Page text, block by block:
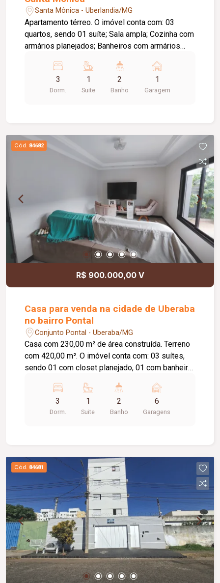
Santa Mônica - Uberlandia/MG
Apartamento térreo. O imóvel conta com: 03
quartos, sendo 01 suíte; Sala ampla; Cozinha com
armários planejados; Banheiros com armários
garagem; Diferenciais: Apartamento térreo;
Excelente localização, proporcionando fácil
acesso a comércios, serviços, restaurantes e às
3
Dorm.
1
Suite
2
Banho
1
Garagem
Cód. 84682
R$ 900.000,00 V
Casa para venda na cidade de Uberaba
no bairro Pontal
Conjunto Pontal - Uberaba/MG
Casa com 230,00 m² de área construída. Terreno
com 420,00 m². O imóvel conta com: 03 suítes,
sendo 01 com closet planejado, 01 com banheira
Lavabo; Cozinha americana com móveis
planejados; Despensa integrada à lavanderia;
Área gourmet com piscina; Espaço para
alumínio; Persianas com cortinas elétricas em
todos os quartos; Portão basculante em alumínio
com 4,00 metros; Piscina de 2,50 x 6,00 metros;
Pergolado em aroeira e ipê; Aquecimento solar
em todas as torneiras e chuveiros; Projeto
moderno com ambientes amplos, integrados e
excelente padrão de acabamento.
3
Dorm.
1
Suite
2
Banho
6
Garagens
Cód. 84681